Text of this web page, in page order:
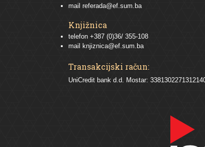
mail referada@ef.sum.ba
Knjižnica
telefon +387 (0)36/ 355-108
mail
knjiznica@ef.sum.ba
Transakcijski račun:
UniCredit bank d.d. Mostar: